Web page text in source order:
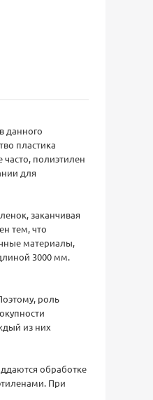
данного
пластика
полиэтилен
для
заканчивая
тем, что
материалы,
3000 мм.
роль
из них
обработке
При